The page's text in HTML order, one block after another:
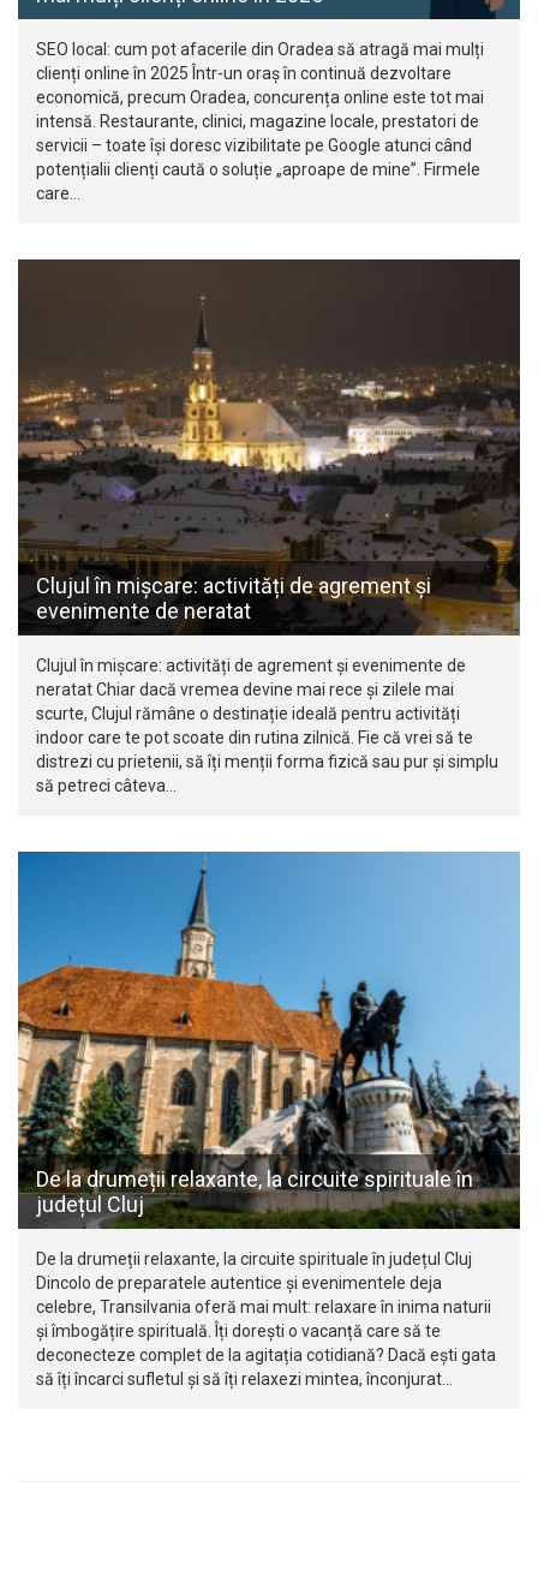
SEO local: cum pot afacerile din Oradea să atragă mai mulți
clienți online în 2025 Într-un oraș în continuă dezvoltare
economică, precum Oradea, concurența online este tot mai
intensă. Restaurante, clinici, magazine locale, prestatori de
servicii – toate își doresc vizibilitate pe Google atunci când
potențialii clienți caută o soluție „aproape de mine”. Firmele
care…
Clujul în mișcare: activități de agrement și
evenimente de neratat
Clujul în mișcare: activități de agrement și evenimente de
neratat Chiar dacă vremea devine mai rece și zilele mai
scurte, Clujul rămâne o destinație ideală pentru activități
indoor care te pot scoate din rutina zilnică. Fie că vrei să te
distrezi cu prietenii, să îți menții forma fizică sau pur și simplu
să petreci câteva…
De la drumeții relaxante, la circuite spirituale în
județul Cluj
De la drumeții relaxante, la circuite spirituale în județul Cluj
Dincolo de preparatele autentice și evenimentele deja
celebre, Transilvania oferă mai mult: relaxare în inima naturii
și îmbogățire spirituală. Îți dorești o vacanță care să te
deconecteze complet de la agitația cotidiană? Dacă ești gata
să îți încarci sufletul și să îți relaxezi mintea, înconjurat…